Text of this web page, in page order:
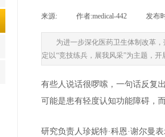
来源: 作者:medical-442 发布
为进一步深化医药卫生体制改革
定以“竞技练兵，展我风采”为主题，
有些人说话很啰嗦，一句话反复
可能是患有轻度认知功能障碍，
研究负责人珍妮特·科恩·谢尔曼